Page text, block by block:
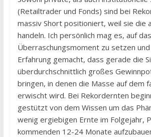
(Retailtrader und Fonds) sind bei
massiv Short positioniert, weil sie die
handeln. Ich persönlich mag es, auf das
Überraschungsmoment zu setzen
Erfahrung gemacht, dass gerade die
überdurchschnittlich großes
bringen, in denen die Masse auf dem
erwischt wird. Bei Rekordernten
gestützt von dem Wissen um das
wenig ergiebigen Ernte im Folgejahr,
kommenden 12-24 Monate